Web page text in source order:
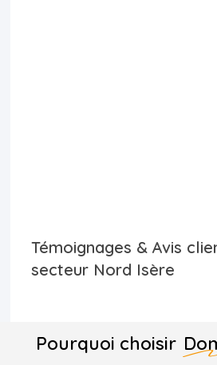
Témoignages & Avis
secteur Nord Isère
Pourquoi choisir